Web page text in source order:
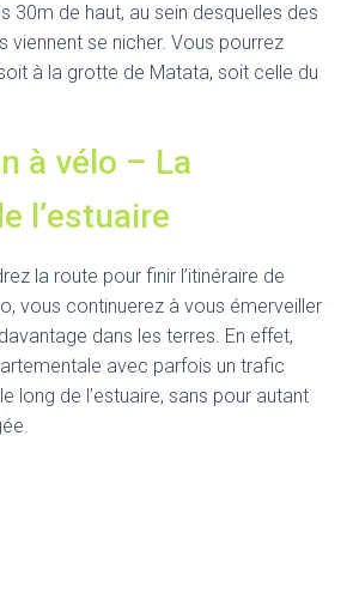
30m de haut, au sein desquelles des
viennent se nicher. Vous pourrez
à la grotte de Matata, soit celle du
à vélo – La
l’estuaire
la route pour finir l’itinéraire de
vous continuerez à vous émerveiller
dans les terres. En effet,
avec parfois un trafic
long de l’estuaire, sans pour autant